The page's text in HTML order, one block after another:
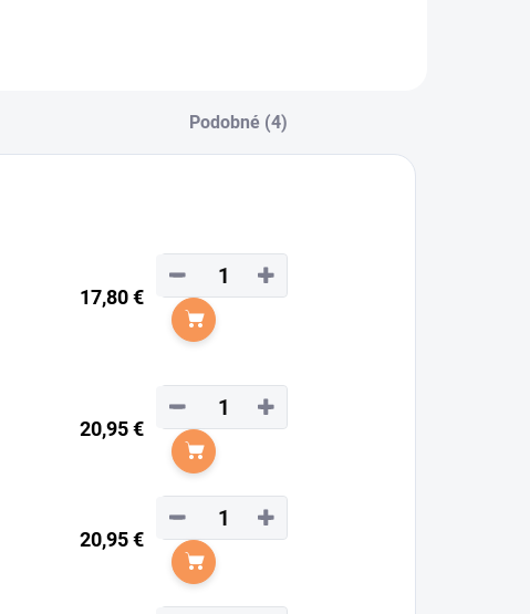
Podobné (4)
17,80 €
+
−
Do košíka
20,95 €
+
−
Do košíka
20,95 €
+
−
Do košíka